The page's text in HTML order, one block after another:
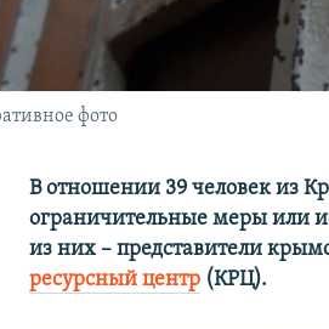
фото
В отношении 39 человек из
ограничительные меры или
из них – представители
ресурсный центр (КРЦ).